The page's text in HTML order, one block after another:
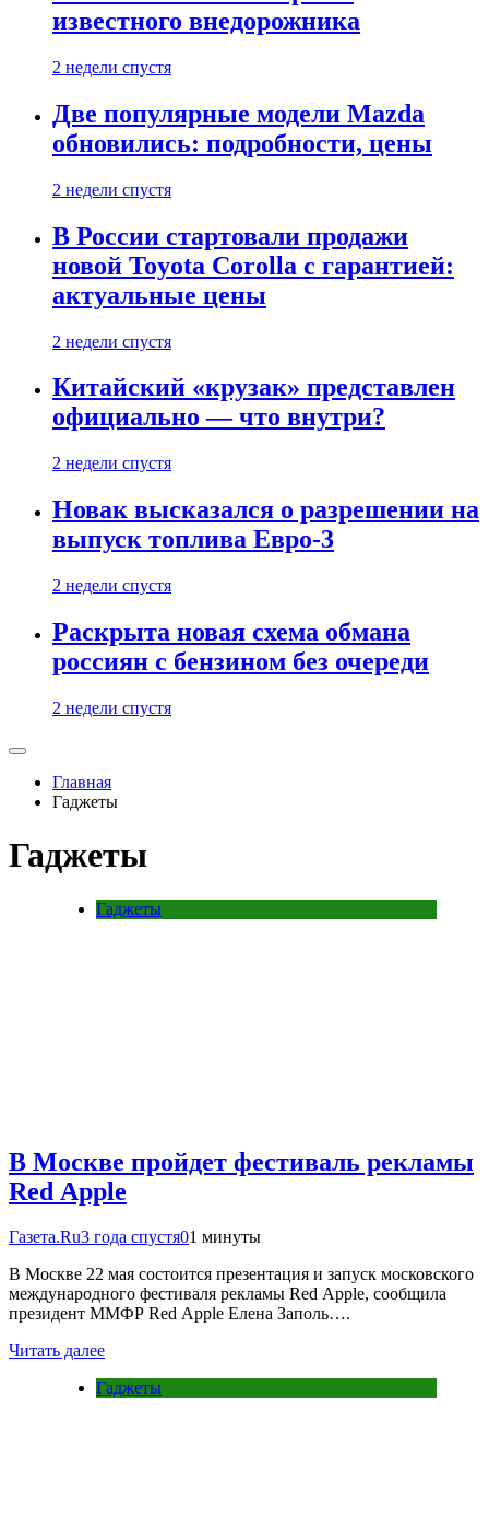
известного внедорожника
2 недели спустя
Две популярные модели Mazda
обновились: подробности, цены
2 недели спустя
В России стартовали продажи
новой Toyota Corolla с гарантией:
актуальные цены
2 недели спустя
Китайский «крузак» представлен
официально — что внутри?
2 недели спустя
Новак высказался о разрешении на
выпуск топлива Евро-3
2 недели спустя
Раскрыта новая схема обмана
россиян с бензином без очереди
2 недели спустя
Главная
Гаджеты
Гаджеты
Гаджеты
В Москве пройдет фестиваль рекламы
Red Apple
Газета.Ru3 года спустя01 минуты
В Москве 22 мая состоится презентация и запуск московского
международного фестиваля рекламы Red Apple, сообщила
президент ММФР Red Apple Елена Заполь….
Читать далее
Гаджеты